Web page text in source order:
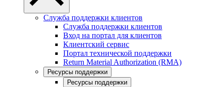
Служба поддержки клиентов
Служба поддержки клиентов
Вход на портал для клиентов
Клиентский сервис
Портал технической поддержки
Return Material Authorization (RMA)
Ресурсы поддержки
Ресурсы поддержки